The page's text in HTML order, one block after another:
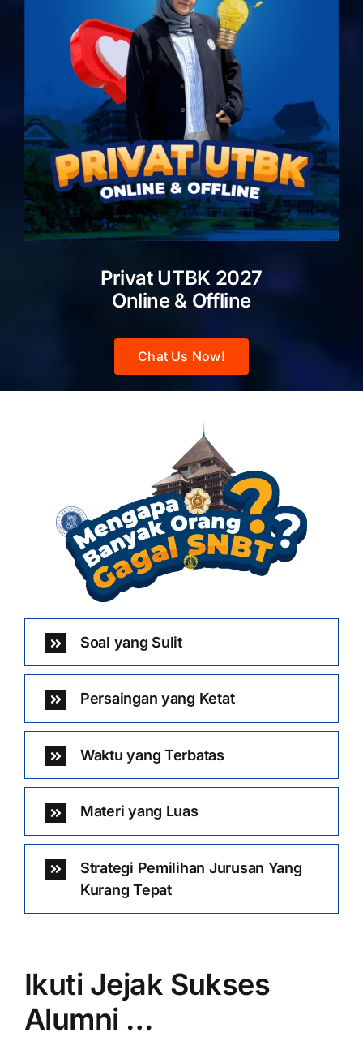
Privat UTBK 2027
Online & Offline
Chat Us Now!
Soal yang Sulit
Persaingan yang Ketat
Waktu yang Terbatas
Materi yang Luas
Strategi Pemilihan Jurusan Yang
Kurang Tepat
Ikuti Jejak Sukses
Alumni …